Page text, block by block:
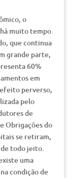
o
muito tempo.
que continua
grande parte,
60%
em
perverso,
pelo
de
Obrigações do
se retiram,
de todo jeito.
uma
condição de